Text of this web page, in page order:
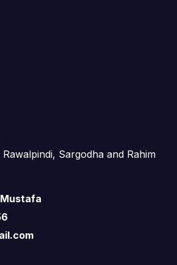
Sargodha and Rahim